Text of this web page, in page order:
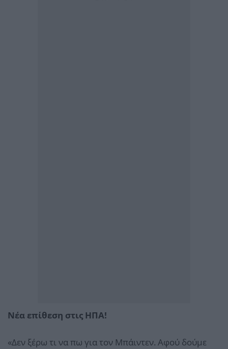
Νέα επίθεση στις ΗΠΑ!
«Δεν ξέρω τι να πω για τον Μπάιντεν. Αφού δούμε